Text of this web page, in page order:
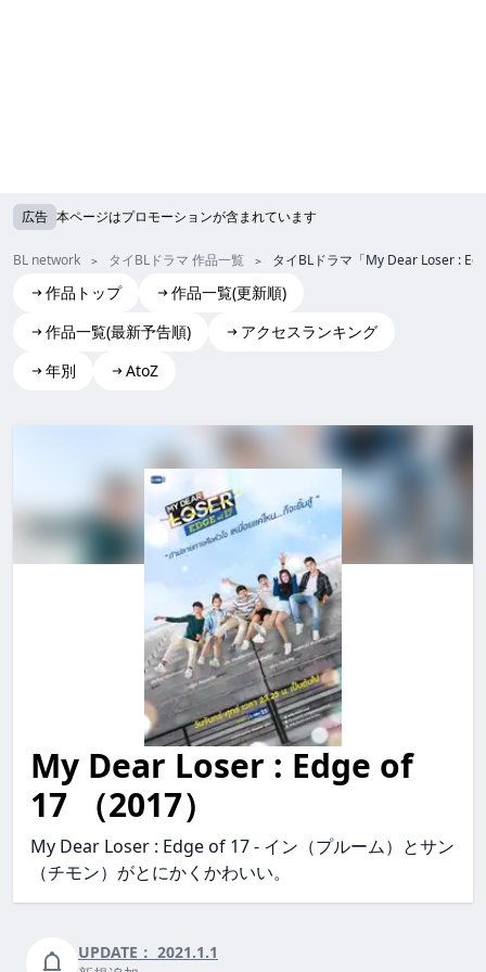
広告 本ページはプロモーションが含まれています
BL network タイBLドラマ 作品一覧 タイBLドラマ「My Dear Loser :
作品トップ
作品一覧(更新順)
作品一覧(最新予告順)
アクセスランキング
年別
AtoZ
My Dear Loser : Edge of 17
My Dear Loser : Edge of 17 my dear loser : edge of 17
My Dear Loser : Edge of
17 （2017）
My Dear Loser : Edge of 17 - イン（プルーム）とサン
（チモン）がとにかくかわいい。
my dear loser : edge of 17 MyDearLoser:Edgeof17
UPDATE： 2021.1.1